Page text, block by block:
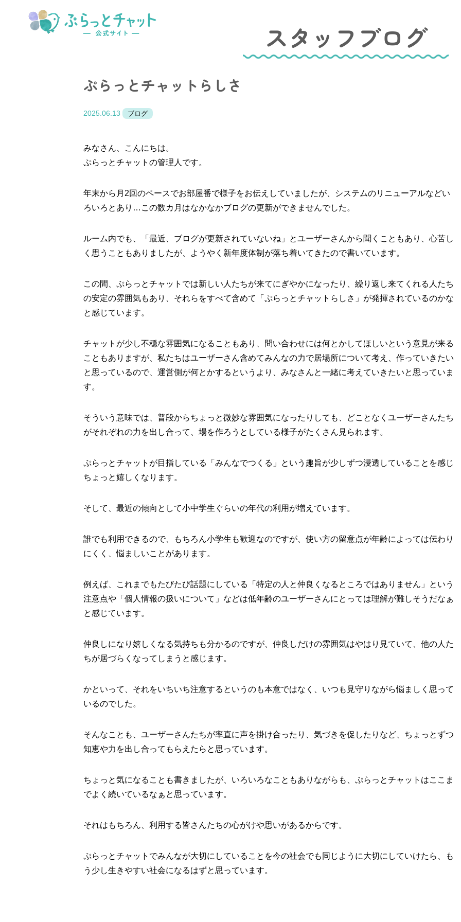
スタッフブログ
ぷらっとチャットらしさ
2025.06.13 ブログ
みなさん、こんにちは。
ぷらっとチャットの管理人です。
年末から月2回のペースでお部屋番で様子をお伝えしていましたが、システムのリニューアルなどい
ろいろとあり…この数カ月はなかなかブログの更新ができませんでした。
ルーム内でも、「最近、ブログが更新されていないね」とユーザーさんから聞くこともあり、心苦し
く思うこともありましたが、ようやく新年度体制が落ち着いてきたので書いています。
この間、ぷらっとチャットでは新しい人たちが来てにぎやかになったり、繰り返し来てくれる人たち
の安定の雰囲気もあり、それらをすべて含めて「ぷらっとチャットらしさ」が発揮されているのかな
と感じています。
チャットが少し不穏な雰囲気になることもあり、問い合わせには何とかしてほしいという意見が来る
こともありますが、私たちはユーザーさん含めてみんなの力で居場所について考え、作っていきたい
と思っているので、運営側が何とかするというより、みなさんと一緒に考えていきたいと思っていま
す。
そういう意味では、普段からちょっと微妙な雰囲気になったりしても、どことなくユーザーさんたち
がそれぞれの力を出し合って、場を作ろうとしている様子がたくさん見られます。
ぷらっとチャットが目指している「みんなでつくる」という趣旨が少しずつ浸透していることを感じ
ちょっと嬉しくなります。
そして、最近の傾向として小中学生ぐらいの年代の利用が増えています。
誰でも利用できるので、もちろん小学生も歓迎なのですが、使い方の留意点が年齢によっては伝わり
にくく、悩ましいことがあります。
例えば、これまでもたびたび話題にしている「特定の人と仲良くなるところではありません」という
注意点や「個人情報の扱いについて」などは低年齢のユーザーさんにとっては理解が難しそうだなぁ
と感じています。
仲良しになり嬉しくなる気持ちも分かるのですが、仲良しだけの雰囲気はやはり見ていて、他の人た
ちが居づらくなってしまうと感じます。
かといって、それをいちいち注意するというのも本意ではなく、いつも見守りながら悩ましく思って
いるのでした。
そんなことも、ユーザーさんたちが率直に声を掛け合ったり、気づきを促したりなど、ちょっとずつ
知恵や力を出し合ってもらえたらと思っています。
ちょっと気になることも書きましたが、いろいろなこともありながらも、ぷらっとチャットはここま
でよく続いているなぁと思っています。
それはもちろん、利用する皆さんたちの心がけや思いがあるからです。
ぷらっとチャットでみんなが大切にしていることを今の社会でも同じように大切にしていけたら、も
う少し生きやすい社会になるはずと思っています。